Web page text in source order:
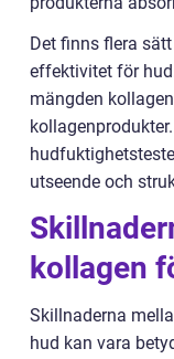
Det finns flera
effektivitet för
mängden
utseende och
kollagen
Skillnaderna
hud kan vara